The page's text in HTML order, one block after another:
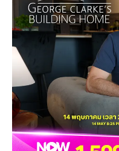
หาร้านร่วมรายการ
FAQs